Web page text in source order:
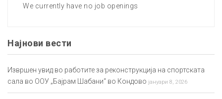
We currently have no job openings
Најнови вести
Извршен увид во работите за реконструкција на спортската
сала во ООУ „Бајрам Шабани“ во Кондово јануари 8, 2026